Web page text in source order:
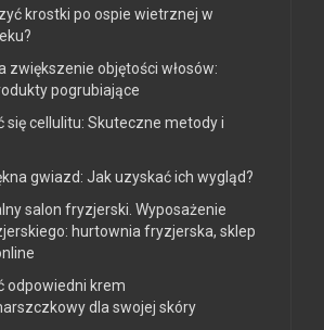
krostki po ospie wietrznej w
zwiększenie objętości włosów:
pogrubiające
się cellulitu: Skuteczne metody i
gwiazd: Jak uzyskać ich wygląd?
salon fryzjerski. Wyposażenie
hurtownia fryzjerska, sklep
odpowiedni krem
dla swojej skóry